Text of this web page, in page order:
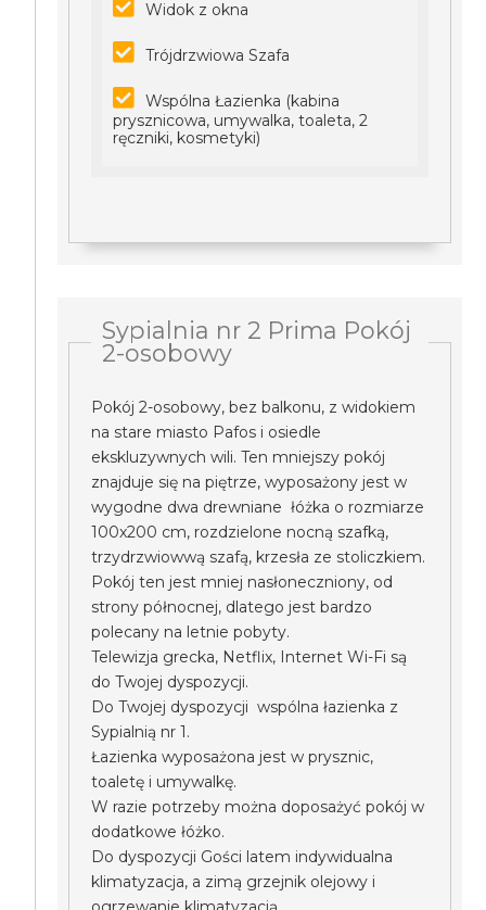
Widok z okna
Trójdrzwiowa Szafa
Wspólna Łazienka (kabina
prysznicowa, umywalka, toaleta, 2
ręczniki, kosmetyki)
Sypialnia nr 2 Prima Pokój
2-osobowy
Pokój 2-osobowy, bez balkonu, z widokiem
na stare miasto Pafos i osiedle
ekskluzywnych wili. Ten mniejszy pokój
znajduje się na piętrze, wyposażony jest w
wygodne dwa drewniane łóżka o rozmiarze
100x200 cm, rozdzielone nocną szafką,
trzydrzwiowwą szafą, krzesła ze stoliczkiem.
Pokój ten jest mniej nasłoneczniony, od
strony północnej, dlatego jest bardzo
polecany na letnie pobyty.
Telewizja grecka, Netflix, Internet Wi-Fi są
do Twojej dyspozycji.
Do Twojej dyspozycji wspólna łazienka z
Sypialnią nr 1.
Łazienka wyposażona jest w prysznic,
toaletę i umywalkę.
W razie potrzeby można doposażyć pokój w
dodatkowe łóżko.
Do dyspozycji Gości latem indywidualna
klimatyzacja, a zimą grzejnik olejowy i